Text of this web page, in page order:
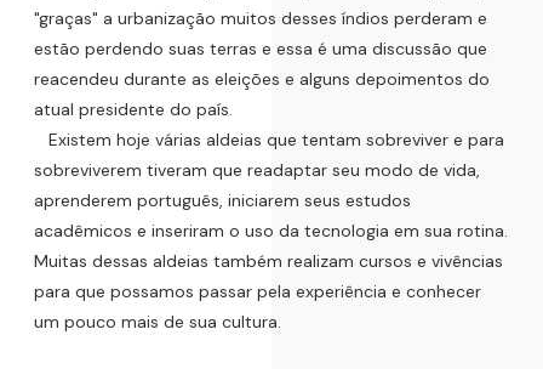
"graças" a urbanização muitos desses índios perderam e
estão perdendo suas terras e essa é uma discussão que
reacendeu durante as eleições e alguns depoimentos do
atual presidente do país.
Existem hoje várias aldeias que tentam sobreviver e para
sobreviverem tiveram que readaptar seu modo de vida,
aprenderem português, iniciarem seus estudos
acadêmicos e inseriram o uso da tecnologia em sua rotina.
Muitas dessas aldeias também realizam cursos e vivências
para que possamos passar pela experiência e conhecer
um pouco mais de sua cultura.